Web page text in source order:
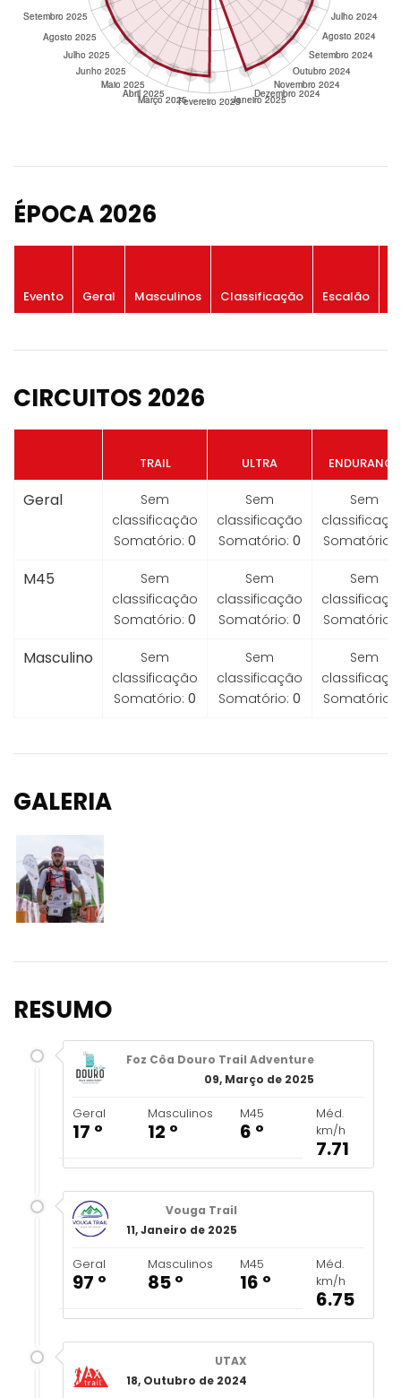
ÉPOCA 2026
Evento Geral Masculinos Classificação Escalão
CIRCUITOS 2026
TRAIL ULTRA ENDURANCE
Geral
Sem
classificação
Somatório: 0
Sem
classificação
Somatório: 0
Sem
Somatório:
M45
Sem
classificação
Somatório: 0
Sem
classificação
Somatório: 0
Sem
Somatório:
Masculino
Sem
classificação
Somatório: 0
Sem
classificação
Somatório: 0
Sem
Somatório:
GALERIA
RESUMO
Foz Côa Douro Trail Adventure
09, Março de 2025
Geral
17 º
Masculinos
12 º
M45
6 º
Méd.
km/h
7.71
Vouga Trail
11, Janeiro de 2025
Geral
97 º
Masculinos
85 º
M45
16 º
Méd.
km/h
6.75
UTAX
18, Outubro de 2024